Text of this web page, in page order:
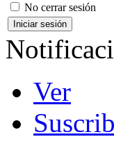
No cerrar sesión
Ver